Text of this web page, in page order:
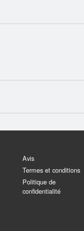
Avis
Termes et conditions
Politique de
confidentialité